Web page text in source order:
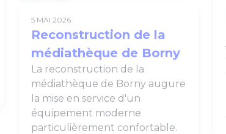
5 MAI 2026
Reconstruction de la
médiathèque de Borny
La reconstruction de la
médiathèque de Borny augure
la mise en service d'un
équipement moderne
particulièrement confortable.